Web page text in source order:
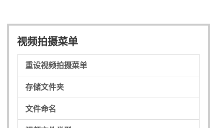
视频拍摄菜单
重设视频拍摄菜单
存储文件夹
文件命名